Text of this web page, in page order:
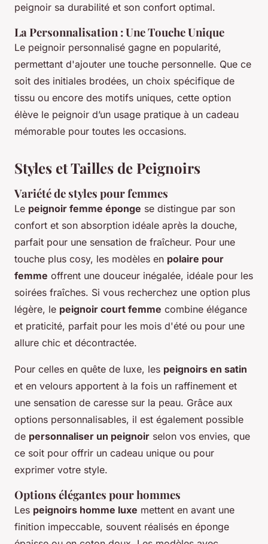
peignoir sa durabilité et son confort optimal.
La Personnalisation : Une Touche Unique
Le peignoir personnalisé gagne en popularité,
permettant d'ajouter une touche personnelle. Que ce
soit des initiales brodées, un choix spécifique de
tissu ou encore des motifs uniques, cette option
élève le peignoir d’un usage pratique à un cadeau
mémorable pour toutes les occasions.
Styles et Tailles de Peignoirs
Variété de styles pour femmes
Le peignoir femme éponge se distingue par son
confort et son absorption idéale après la douche,
parfait pour une sensation de fraîcheur. Pour une
touche plus cosy, les modèles en polaire pour
femme offrent une douceur inégalée, idéale pour les
soirées fraîches. Si vous recherchez une option plus
légère, le peignoir court femme combine élégance
et praticité, parfait pour les mois d'été ou pour une
allure chic et décontractée.
Pour celles en quête de luxe, les peignoirs en satin
et en velours apportent à la fois un raffinement et
une sensation de caresse sur la peau. Grâce aux
options personnalisables, il est également possible
de personnaliser un peignoir selon vos envies, que
ce soit pour offrir un cadeau unique ou pour
exprimer votre style.
Options élégantes pour hommes
Les peignoirs homme luxe mettent en avant une
finition impeccable, souvent réalisés en éponge